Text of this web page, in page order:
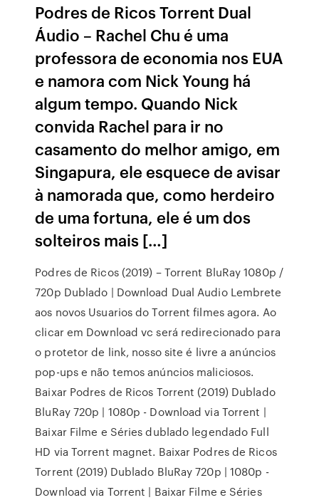
Podres de Ricos Torrent Dual
Áudio – Rachel Chu é uma
professora de economia nos EUA
e namora com Nick Young há
algum tempo. Quando Nick
convida Rachel para ir no
casamento do melhor amigo, em
Singapura, ele esquece de avisar
à namorada que, como herdeiro
de uma fortuna, ele é um dos
solteiros mais […]
Podres de Ricos (2019) – Torrent BluRay 1080p /
720p Dublado | Download Dual Audio Lembrete
aos novos Usuarios do Torrent filmes agora. Ao
clicar em Download vc será redirecionado para
o protetor de link, nosso site é livre a anúncios
pop-ups e não temos anúncios maliciosos.
Baixar Podres de Ricos Torrent (2019) Dublado
BluRay 720p | 1080p - Download via Torrent |
Baixar Filme e Séries dublado legendado Full
HD via Torrent magnet. Baixar Podres de Ricos
Torrent (2019) Dublado BluRay 720p | 1080p -
Download via Torrent | Baixar Filme e Séries